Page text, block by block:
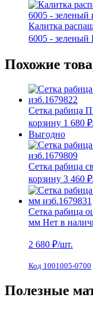
Калитка
6005 - зеленый
Похожие
Сетка рабица
корзину 1 680 ₽
Выгодно
Сетка рабица
корзину 3 460 ₽
Сетка рабица
мм Нет в
2 680 ₽/шт.
Код 1001005-0700
Полезные